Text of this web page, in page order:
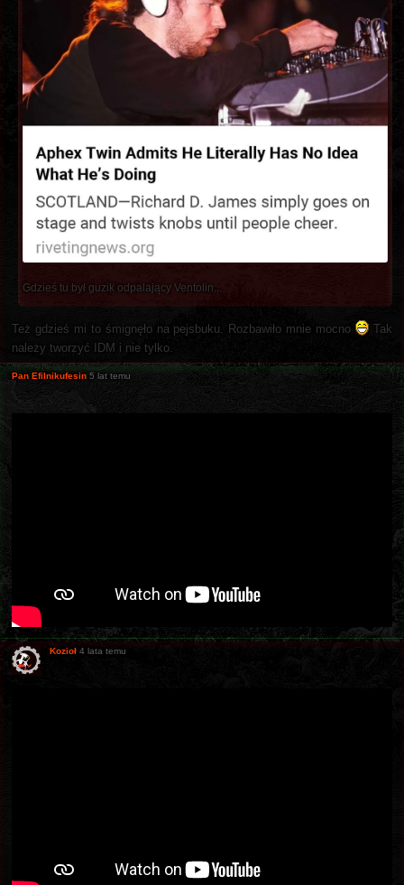
Gdzieś tu był guzik odpalający Ventolin...
Też gdzieś mi to śmignęło na pejsbuku. Rozbawiło mnie mocno
Tak
należy tworzyć IDM i nie tylko.
Pan Efilnikufesin 5 lat temu
Kozioł 4 lata temu